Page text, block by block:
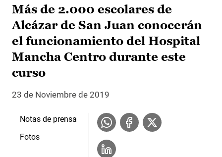
Más de 2.000 escolares de
Alcázar de San Juan conocerán
el funcionamiento del Hospital
Mancha Centro durante este
curso
23 de Noviembre de 2019
Notas de prensa
Fotos